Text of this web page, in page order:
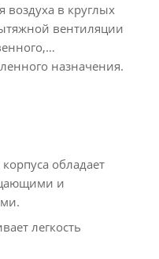
в круглых
вентиляции
назначения.
обладает
и
легкость